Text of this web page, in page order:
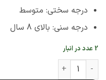
درجه سختی: متوسط
درجه سنی: بالای 8 سال